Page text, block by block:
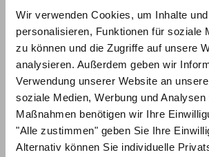
Wir verwenden Cookies, um Inhalte
personalisieren, Funktionen für soziale
zu können und die Zugriffe auf unsere
analysieren. Außerdem geben wir
Verwendung unserer Website an
soziale Medien, Werbung und
Maßnahmen benötigen wir Ihre
"Alle zustimmen" geben Sie Ihre
Alternativ können Sie individuelle
ab 1.508,00€
Mit Vorkassenur1.357,20€